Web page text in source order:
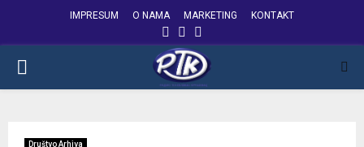
IMPRESUM O NAMA MARKETING KONTAKT
FACEBOOK
INSTAGRAM
PRIMARY
Društvo Arhiva